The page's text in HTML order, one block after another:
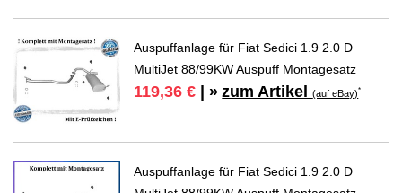
Auspuffanlage für Fiat Sedici 1.9 2.0 D
MultiJet 88/99KW Auspuff Montagesatz
119,36 € | » zum Artikel(auf eBay)*
Auspuffanlage für Fiat Sedici 1.9 2.0 D